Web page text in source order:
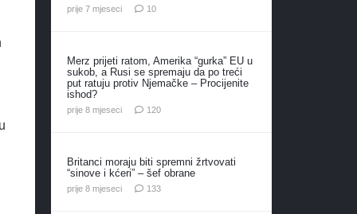
prije 7 mjeseci 10komentara
Merz prijeti ratom, Amerika “gurka” EU u
sukob, a Rusi se spremaju da po treći
put ratuju protiv Njemačke – Procijenite
ishod?
prije 8 mjeseci 120komentara
Britanci moraju biti spremni žrtvovati
“sinove i kćeri” – šef obrane
prije 8 mjeseci 133komentara